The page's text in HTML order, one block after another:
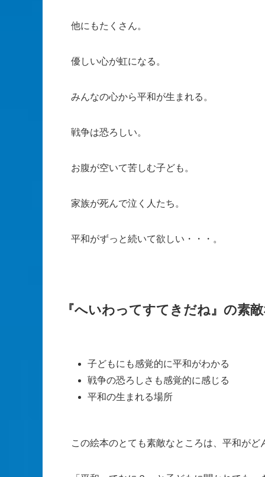
他にもたくさん。
優しい心が虹になる。
みんなの心から平和が生まれる。
戦争は恐ろしい。
お腹が空いて苦しむ子ども。
家族が死んで泣く人たち。
平和がずっと続いて欲しい・・・。
『へいわってすてきだね』の素
子どもにも感覚的に平和がわかる
戦争の恐ろしさも感覚的に感じる
平和の生まれる場所
この絵本のとても素敵なところは、平和が